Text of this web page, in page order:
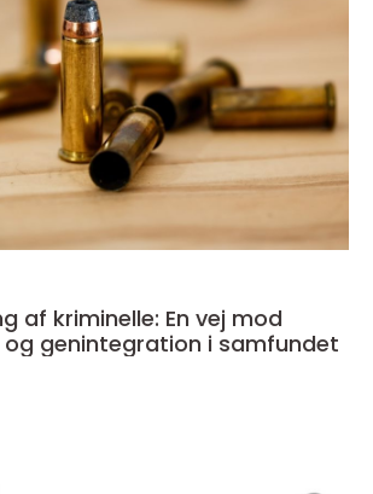
af kriminelle: En vej mod
genintegration i samfundet